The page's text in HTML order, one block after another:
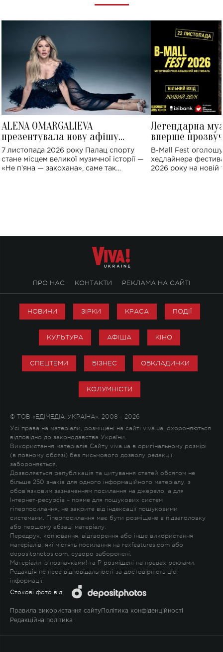
ALENA OMARGALIEVA
презентувала нову афішу
великого концерту в Палаці
спорту
7 листопада 2026 року Палац спорту
стане місцем великої музичної історії —
«Не пʼяна — закохана», саме так
Легендарна
вперше
Україні: де
B-Mall Fest
хедлайнера
2026 року на новій
ПРО НАС КОНТАКТИ РЕКЛАМА НА САЙТІ
НОВИНИ ЗІРКИ КРАСА ПОДІЇ
КУЛЬТУРА АФІША КІНО
СПЕЦТЕМИ БІЗНЕС ОБКЛАДИНКИ
КОЛУМНІСТИ
© ТОВ «ЕДІМЕДІА-УКРАЇНА», 2008 - 2026
Усі права на матеріали, розміщені на сайті viva.ua, охороняються
відповідно до законодавства України.
Використання матеріалів Сайту viva.ua в оригінальному розмірі
(в повному обсязі) без письмового дозволу редакції
забороняється.
Дозволяється републікація та цитування статей обсягом не
більше 250 знаків для одного інформаційного матеріалу, з
обов'язковим зазначенням посилання на джерело, а для
Інтернет-ресурсів – пряме для пошукових систем
гіперпосилання, не закрите від індексації пошуковими
системами. Гіперпосилання має бути розміщене в підзаголовку
або першому абзаці матеріалу.
Передрук, копіювання, відтворення або інше використання
матеріалів, які містять посилання на rexfeatures.com або
depositphotos.com, суворо заборонені.
Матеріали із позначками! та P розміщені на правах реклами.
Редакція не несе відповідальності за достовірність цієї
інформації.
Стокові фото від:
Правила використання сайту Політика конфіденційності
Редакційна політика